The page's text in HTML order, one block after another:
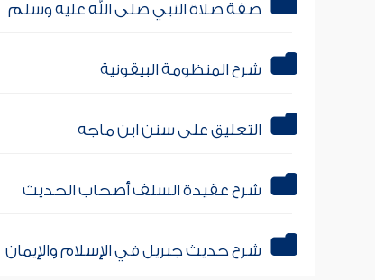
صفة صلاة النبي صلى الله عليه وسلم
شرح المنظومة البيقونية
التعليق على سنن ابن ماجه
شرح عقيدة السلف أصحاب الحديث
شرح حديث جبريل في الإسلام والإيمان